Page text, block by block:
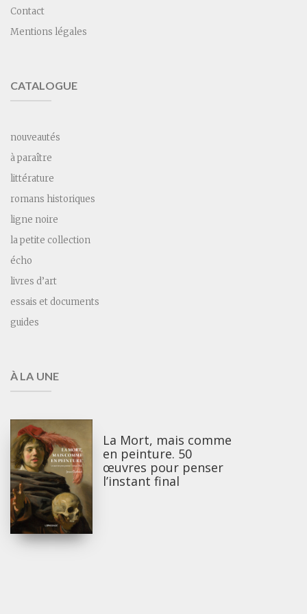
Contact
Mentions légales
CATALOGUE
nouveautés
à paraître
littérature
romans historiques
ligne noire
la petite collection
écho
livres d’art
essais et documents
guides
À LA UNE
La Mort, mais comme
en peinture. 50
œuvres pour penser
l’instant final